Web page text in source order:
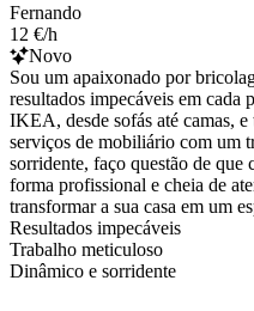
Fernando
12 €/h
Novo
Sou um apaixonado por
resultados impecáveis em
IKEA, desde sofás até camas,
serviços de mobiliário com um
sorridente, faço questão de que
forma profissional e cheia de
transformar a sua casa em um
Resultados impecáveis
Trabalho meticuloso
Dinâmico e sorridente